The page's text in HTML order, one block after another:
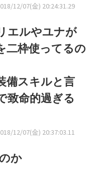
12/07(金) 20:24:31.29
エルやユナが
二枠使ってるの
備スキルと言
致命的過ぎる
12/07(金) 20:37:03.11
か